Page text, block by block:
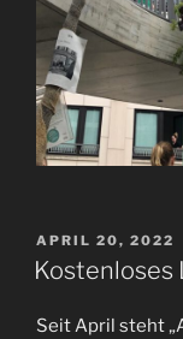
AM
APRIL 20, 2022
Kostenloses
Seit April steht